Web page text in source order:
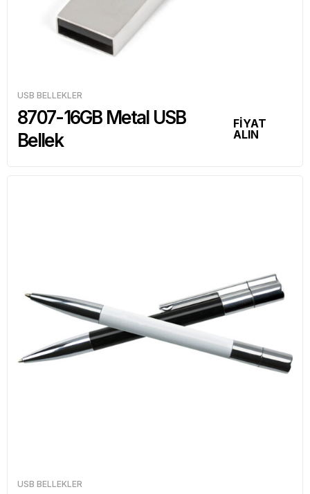
USB BELLEKLER
8707-16GB Metal USB
Bellek
FİYAT
ALIN
USB BELLEKLER